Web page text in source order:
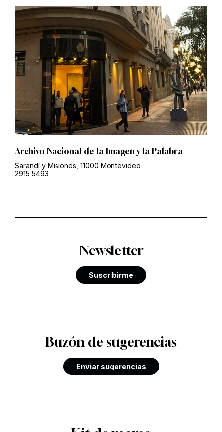
Archivo Nacional de la Imagen y la Palabra
Sarandí y Misiones, 11000 Montevideo
2915 5493
Newsletter
Suscribirme
Buzón de sugerencias
Enviar sugerencias